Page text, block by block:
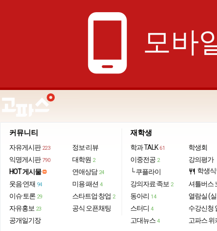
phone_android 모바
커뮤니티
자유게시판 223
익명게시판 790
HOT 게시물
웃음·연재 94
이슈·토론 29
자유홍보 23
공개일기장
정보·리뷰
대학원 2
연애상담 24
미용·패션 4
스타트업·창업 2
공식 오픈채팅
재학생
학과 TALK 61
이중전공 2
└ 쿠플라이
강의자료·족보 2
동아리 14
스터디 4
고대뉴스 4
학생회
강의평가
restaurant 학생
셔틀버스
열람실 (
수강신청
고파스 위